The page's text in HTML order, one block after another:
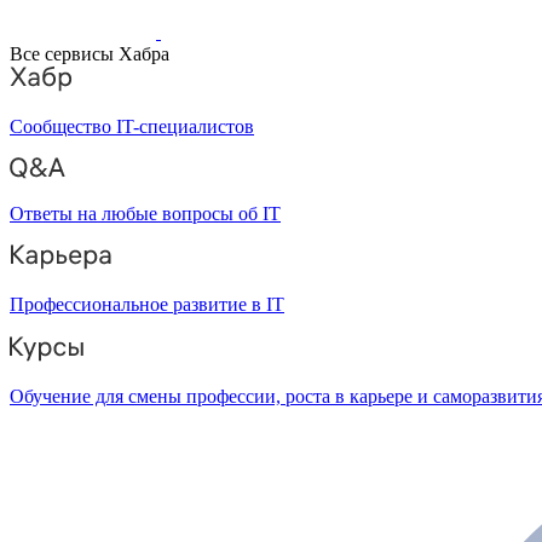
Все сервисы Хабра
Сообщество IT-специалистов
Ответы на любые вопросы об IT
Профессиональное развитие в IT
Обучение для смены профессии, роста в карьере и